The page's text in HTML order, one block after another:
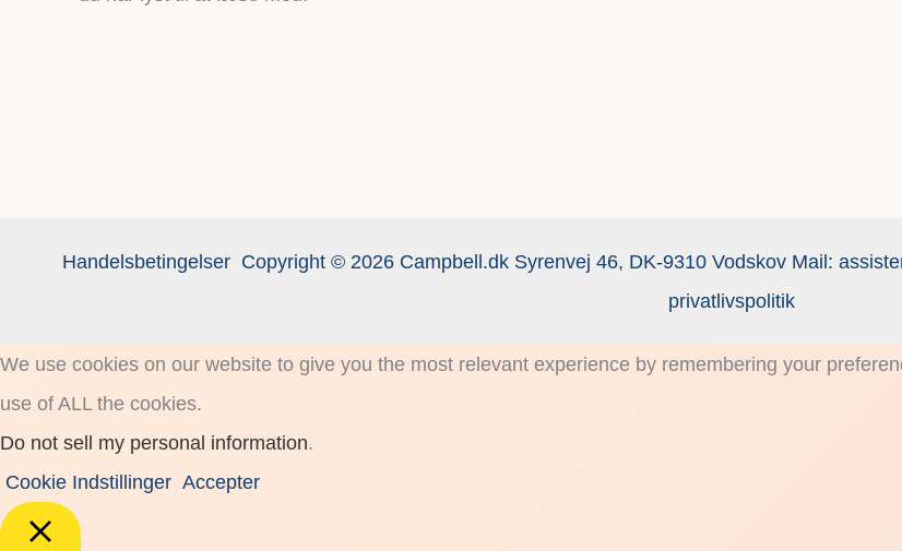
Handelsbetingelser Copyright © 2026 Campbell.dk Syrenvej 46, DK-9310 Vodskov Mail:
privatlivspolitik
We use cookies on our website to give you the most relevant experience by remembering your
use of ALL the cookies.
Do not sell my personal information.
Cookie Indstillinger Accepter